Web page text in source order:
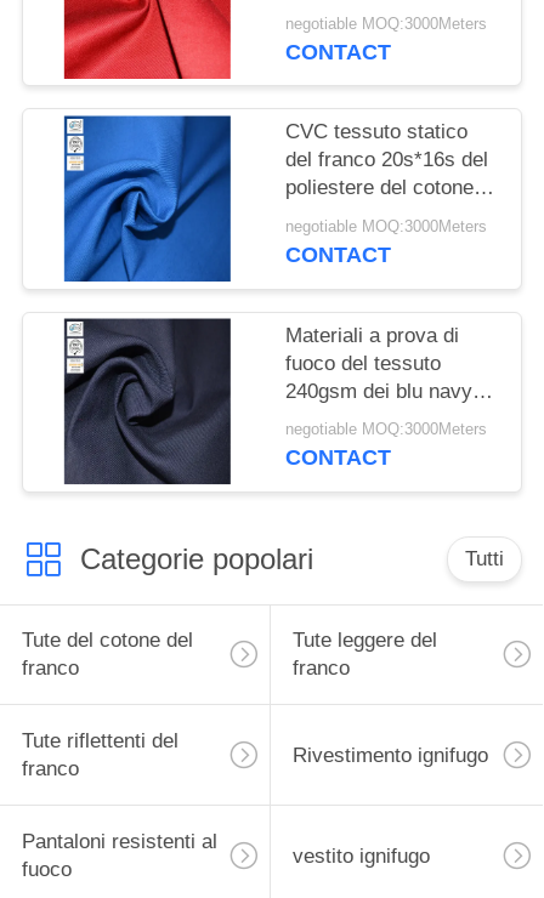
300gsm anti
negotiable MOQ:3000Meters
CONTACT
CVC tessuto statico
del franco 20s*16s del
poliestere del cotone
negotiable MOQ:3000Meters
CONTACT
Materiali a prova di
fuoco del tessuto
240gsm dei blu navy
CVC
negotiable MOQ:3000Meters
CONTACT
Categorie popolari Tutti
Tute del cotone del
franco
Tute leggere del
franco
Tute riflettenti del
franco
Rivestimento ignifugo
Pantaloni resistenti al
fuoco
vestito ignifugo